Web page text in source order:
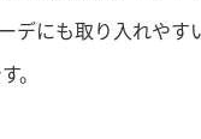
にも取り入れやす
。